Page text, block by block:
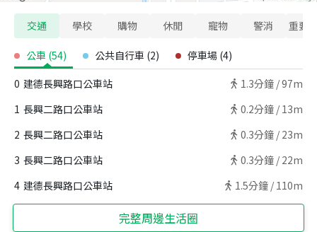
交通 學校 購物 休閒 寵物 警消 重要
公車 (54) 公共自行車 (2) 停車場 (4)
0 建德長興路口公車站 1.3分鐘 /97m
1 長興二路口公車站 0.2分鐘 / 13m
2 長興二路口公車站 0.3分鐘 / 23m
3 長興二路口公車站 0.3分鐘 / 22m
4 建德長興路口公車站 1.5分鐘 / 110m
完整周邊生活圈